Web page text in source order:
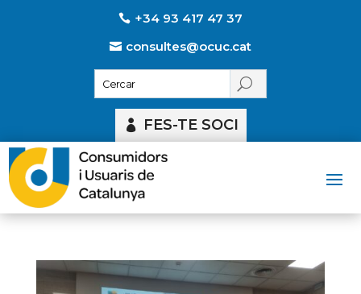
+34 93 417 47 37
consultes@ocuc.cat
FES-TE SOCI